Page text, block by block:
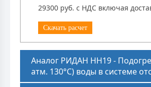
29300 руб. с НДС включая
Скачать расчет
Аналог РИДАН НН19 -
атм. 130°C) воды в системе